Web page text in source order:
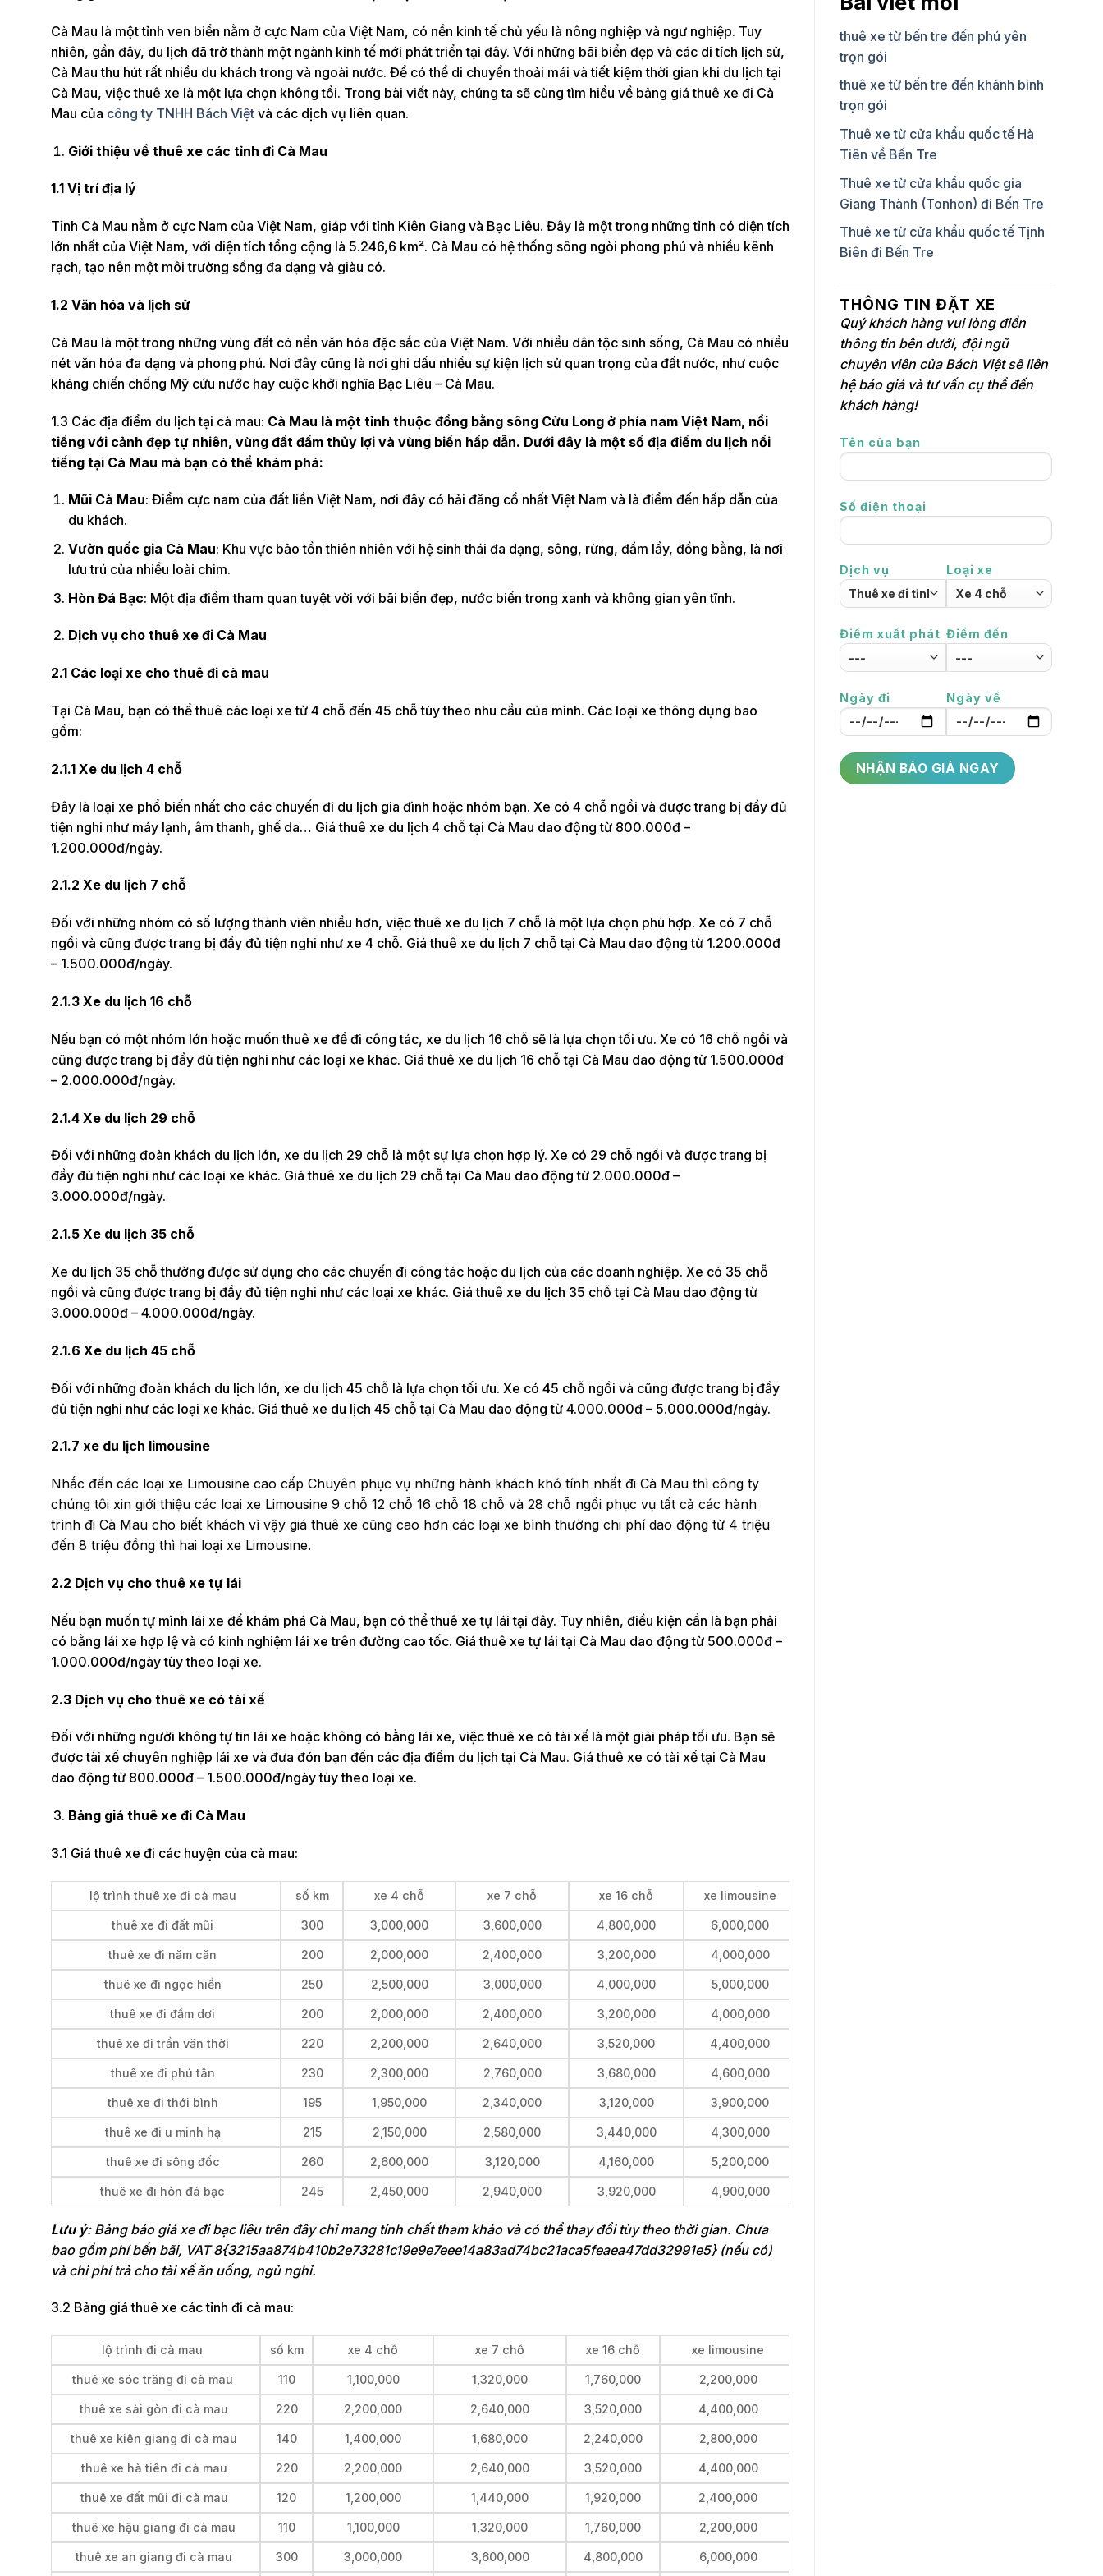
Cà Mau là một tỉnh ven biển nằm ở cực Nam của Việt Nam, có nền kinh tế chủ yếu là nông nghiệp và ngư nghiệp. Tuy
nhiên, gần đây, du lịch đã trở thành một ngành kinh tế mới phát triển tại đây. Với những bãi biển đẹp và các di tích lịch sử,
Cà Mau thu hút rất nhiều du khách trong và ngoài nước. Để có thể di chuyển thoải mái và tiết kiệm thời gian khi du lịch tại
Cà Mau, việc thuê xe là một lựa chọn không tồi. Trong bài viết này, chúng ta sẽ cùng tìm hiểu về bảng giá thuê xe đi Cà
Mau của công ty TNHH Bách Việt và các dịch vụ liên quan.
Giới thiệu về thuê xe các tỉnh đi Cà Mau
1.1 Vị trí địa lý
Tỉnh Cà Mau nằm ở cực Nam của Việt Nam, giáp với tỉnh Kiên Giang và Bạc Liêu. Đây là một trong những tỉnh có diện tích
lớn nhất của Việt Nam, với diện tích tổng cộng là 5.246,6 km². Cà Mau có hệ thống sông ngòi phong phú và nhiều kênh
rạch, tạo nên một môi trường sống đa dạng và giàu có.
1.2 Văn hóa và lịch sử
Cà Mau là một trong những vùng đất có nền văn hóa đặc sắc của Việt Nam. Với nhiều dân tộc sinh sống, Cà Mau có nhiều
nét văn hóa đa dạng và phong phú. Nơi đây cũng là nơi ghi dấu nhiều sự kiện lịch sử quan trọng của đất nước, như cuộc
kháng chiến chống Mỹ cứu nước hay cuộc khởi nghĩa Bạc Liêu – Cà Mau.
1.3 Các địa điểm du lịch tại cà mau: Cà Mau là một tỉnh thuộc đồng bằng sông Cửu Long ở phía nam Việt Nam, nổi
tiếng với cảnh đẹp tự nhiên, vùng đất đầm thủy lợi và vùng biển hấp dẫn. Dưới đây là một số địa điểm du lịch nổi
tiếng tại Cà Mau mà bạn có thể khám phá:
Mũi Cà Mau: Điểm cực nam của đất liền Việt Nam, nơi đây có hải đăng cổ nhất Việt Nam và là điểm đến hấp dẫn của
du khách.
Vườn quốc gia Cà Mau: Khu vực bảo tồn thiên nhiên với hệ sinh thái đa dạng, sông, rừng, đầm lầy, đồng bằng, là nơi
lưu trú của nhiều loài chim.
Hòn Đá Bạc: Một địa điểm tham quan tuyệt vời với bãi biển đẹp, nước biển trong xanh và không gian yên tĩnh.
Dịch vụ cho thuê xe đi Cà Mau
2.1 Các loại xe cho thuê đi cà mau
Tại Cà Mau, bạn có thể thuê các loại xe từ 4 chỗ đến 45 chỗ tùy theo nhu cầu của mình. Các loại xe thông dụng bao
gồm:
2.1.1 Xe du lịch 4 chỗ
Đây là loại xe phổ biến nhất cho các chuyến đi du lịch gia đình hoặc nhóm bạn. Xe có 4 chỗ ngồi và được trang bị đầy đủ
tiện nghi như máy lạnh, âm thanh, ghế da… Giá thuê xe du lịch 4 chỗ tại Cà Mau dao động từ 800.000đ –
1.200.000đ/ngày.
2.1.2 Xe du lịch 7 chỗ
Đối với những nhóm có số lượng thành viên nhiều hơn, việc thuê xe du lịch 7 chỗ là một lựa chọn phù hợp. Xe có 7 chỗ
ngồi và cũng được trang bị đầy đủ tiện nghi như xe 4 chỗ. Giá thuê xe du lịch 7 chỗ tại Cà Mau dao động từ 1.200.000đ
– 1.500.000đ/ngày.
2.1.3 Xe du lịch 16 chỗ
Nếu bạn có một nhóm lớn hoặc muốn thuê xe để đi công tác, xe du lịch 16 chỗ sẽ là lựa chọn tối ưu. Xe có 16 chỗ ngồi và
cũng được trang bị đầy đủ tiện nghi như các loại xe khác. Giá thuê xe du lịch 16 chỗ tại Cà Mau dao động từ 1.500.000đ
– 2.000.000đ/ngày.
2.1.4 Xe du lịch 29 chỗ
Đối với những đoàn khách du lịch lớn, xe du lịch 29 chỗ là một sự lựa chọn hợp lý. Xe có 29 chỗ ngồi và được trang bị
đầy đủ tiện nghi như các loại xe khác. Giá thuê xe du lịch 29 chỗ tại Cà Mau dao động từ 2.000.000đ –
3.000.000đ/ngày.
2.1.5 Xe du lịch 35 chỗ
Xe du lịch 35 chỗ thường được sử dụng cho các chuyến đi công tác hoặc du lịch của các doanh nghiệp. Xe có 35 chỗ
ngồi và cũng được trang bị đầy đủ tiện nghi như các loại xe khác. Giá thuê xe du lịch 35 chỗ tại Cà Mau dao động từ
3.000.000đ – 4.000.000đ/ngày.
2.1.6 Xe du lịch 45 chỗ
Đối với những đoàn khách du lịch lớn, xe du lịch 45 chỗ là lựa chọn tối ưu. Xe có 45 chỗ ngồi và cũng được trang bị đầy
đủ tiện nghi như các loại xe khác. Giá thuê xe du lịch 45 chỗ tại Cà Mau dao động từ 4.000.000đ – 5.000.000đ/ngày.
2.1.7 xe du lịch limousine
Nhắc đến các loại xe Limousine cao cấp Chuyên phục vụ những hành khách khó tính nhất đi Cà Mau thì công ty
chúng tôi xin giới thiệu các loại xe Limousine 9 chỗ 12 chỗ 16 chỗ 18 chỗ và 28 chỗ ngồi phục vụ tất cả các hành
trình đi Cà Mau cho biết khách vì vậy giá thuê xe cũng cao hơn các loại xe bình thường chi phí dao động từ 4 triệu
đến 8 triệu đồng thì hai loại xe Limousine.
2.2 Dịch vụ cho thuê xe tự lái
Nếu bạn muốn tự mình lái xe để khám phá Cà Mau, bạn có thể thuê xe tự lái tại đây. Tuy nhiên, điều kiện cần là bạn phải
có bằng lái xe hợp lệ và có kinh nghiệm lái xe trên đường cao tốc. Giá thuê xe tự lái tại Cà Mau dao động từ 500.000đ –
1.000.000đ/ngày tùy theo loại xe.
2.3 Dịch vụ cho thuê xe có tài xế
Đối với những người không tự tin lái xe hoặc không có bằng lái xe, việc thuê xe có tài xế là một giải pháp tối ưu. Bạn sẽ
được tài xế chuyên nghiệp lái xe và đưa đón bạn đến các địa điểm du lịch tại Cà Mau. Giá thuê xe có tài xế tại Cà Mau
dao động từ 800.000đ – 1.500.000đ/ngày tùy theo loại xe.
Bảng giá thuê xe đi Cà Mau
3.1 Giá thuê xe đi các huyện của cà mau:
lộ trình thuê xe đi cà mau số km xe 4 chỗ xe 7 chỗ xe 16 chỗ xe limousine
thuê xe đi đất mũi 300 3,000,000 3,600,000 4,800,000 6,000,000
thuê xe đi năm căn 200 2,000,000 2,400,000 3,200,000 4,000,000
thuê xe đi ngọc hiển 250 2,500,000 3,000,000 4,000,000 5,000,000
thuê xe đi đầm dơi 200 2,000,000 2,400,000 3,200,000 4,000,000
thuê xe đi trần văn thời 220 2,200,000 2,640,000 3,520,000 4,400,000
thuê xe đi phú tân 230 2,300,000 2,760,000 3,680,000 4,600,000
thuê xe đi thới bình 195 1,950,000 2,340,000 3,120,000 3,900,000
thuê xe đi u minh hạ 215 2,150,000 2,580,000 3,440,000 4,300,000
thuê xe đi sông đốc 260 2,600,000 3,120,000 4,160,000 5,200,000
thuê xe đi hòn đá bạc 245 2,450,000 2,940,000 3,920,000 4,900,000
Lưu ý: Bảng báo giá xe đi bạc liêu trên đây chỉ mang tính chất tham khảo và có thể thay đổi tùy theo thời gian. Chưa
bao gồm phí bến bãi, VAT 8{3215aa874b410b2e73281c19e9e7eee14a83ad74bc21aca5feaea47dd32991e5} (nếu có)
và chi phí trả cho tài xế ăn uống, ngủ nghỉ.
3.2 Bảng giá thuê xe các tỉnh đi cà mau:
lộ trình đi cà mau số km xe 4 chỗ xe 7 chỗ xe 16 chỗ xe limousine
thuê xe sóc trăng đi cà mau 110 1,100,000 1,320,000 1,760,000 2,200,000
thuê xe sài gòn đi cà mau 220 2,200,000 2,640,000 3,520,000 4,400,000
thuê xe kiên giang đi cà mau 140 1,400,000 1,680,000 2,240,000 2,800,000
thuê xe hà tiên đi cà mau 220 2,200,000 2,640,000 3,520,000 4,400,000
thuê xe đất mũi đi cà mau 120 1,200,000 1,440,000 1,920,000 2,400,000
thuê xe hậu giang đi cà mau 110 1,100,000 1,320,000 1,760,000 2,200,000
thuê xe an giang đi cà mau 300 3,000,000 3,600,000 4,800,000 6,000,000
thuê xe từ bến tre đến phú yên
trọn gói
thuê xe từ bến tre đến khánh bình
trọn gói
Thuê xe từ cửa khẩu quốc tế Hà
Tiên về Bến Tre
Thuê xe từ cửa khẩu quốc gia
Giang Thành (Tonhon) đi Bến Tre
Thuê xe từ cửa khẩu quốc tế Tịnh
Biên đi Bến Tre
THÔNG TIN ĐẶT XE
Quý khách hàng vui lòng điền
thông tin bên dưới, đội ngũ
chuyên viên của Bách Việt sẽ liên
hệ báo giá và tư vấn cụ thể đến
khách hàng!
Tên của bạn
Số điện thoại
Dịch vụ Loại xe
Điểm xuất phát Điểm đến
Ngày đi Ngày về